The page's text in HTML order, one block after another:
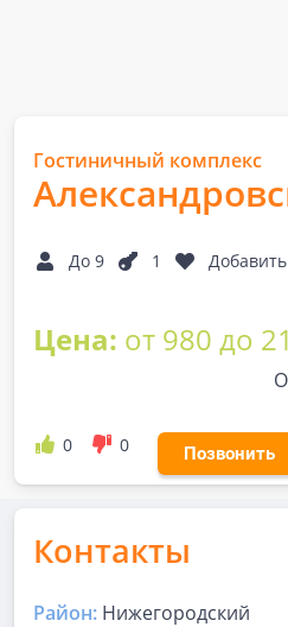
Гостиничный комплекс
До 9 1
Цена: от 980 до
0 0 Позвонить
Контакты
Район: Нижегородский